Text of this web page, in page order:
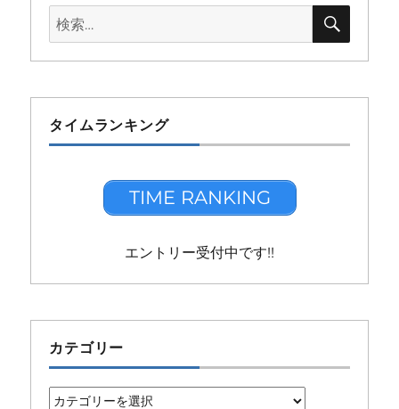
検
索:
検
タイムランキング
TIME RANKING
エントリー受付中です!!
カテゴリー
カ